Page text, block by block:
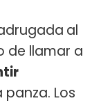
al
de llamar a
panza. Los